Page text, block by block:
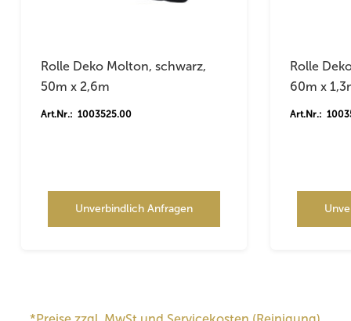
Rolle Deko Molton, schwarz,
50m x 2,6m
Art.Nr.: 1003525.00
Unverbindlich Anfragen
Rolle
60m x
Art.Nr.: